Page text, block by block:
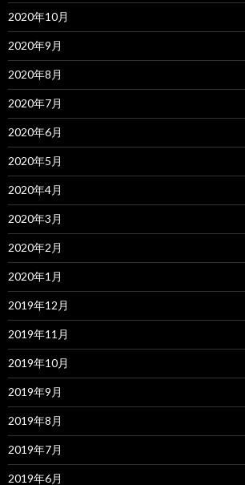
2020年10月
2020年9月
2020年8月
2020年7月
2020年6月
2020年5月
2020年4月
2020年3月
2020年2月
2020年1月
2019年12月
2019年11月
2019年10月
2019年9月
2019年8月
2019年7月
2019年6月